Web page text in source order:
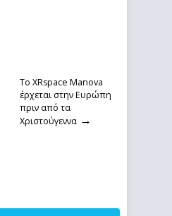
Το XRspace Manova
έρχεται στην Ευρώπη
πριν από τα
Χριστούγεννα →